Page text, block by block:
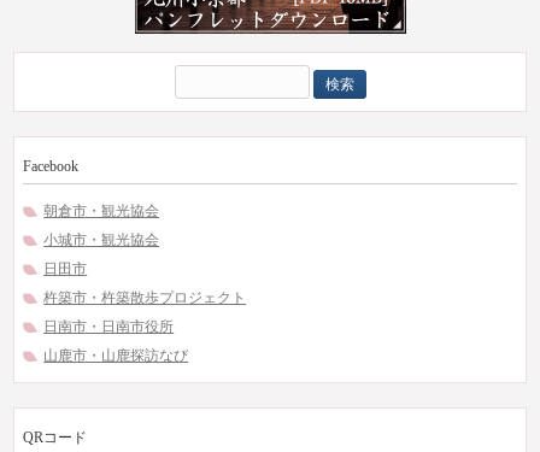
索:
Facebook
朝倉市・観光協会
小城市・観光協会
日田市
杵築市・杵築散歩プロジェクト
日南市・日南市役所
山鹿市・山鹿探訪なび
QRコード